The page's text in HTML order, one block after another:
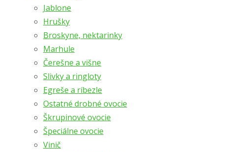
Jablone
Hrušky
Broskyne, nektarinky
Marhule
Čerešne a višne
Slivky a ringloty
Egreše a ríbezle
Ostatné drobné ovocie
Škrupinové ovocie
Špeciálne ovocie
Vinič